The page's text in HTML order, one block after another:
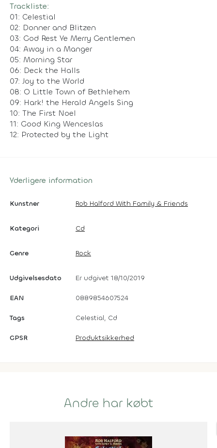
Trackliste:
01: Celestial
02: Donner and Blitzen
03: God Rest Ye Merry Gentlemen
04: Away in a Manger
05: Morning Star
06: Deck the Halls
07: Joy to the World
08: O Little Town of Bethlehem
09: Hark! the Herald Angels Sing
10: The First Noel
11: Good King Wenceslas
12: Protected by the Light
Yderligere information
Kunstner Rob Halford With Family & Friends
Kategori Cd
Genre Rock
Udgivelsesdato Er udgivet 18/10/2019
EAN 0889854607524
Tags Celestial, Cd
GPSR Produktsikkerhed
Andre har købt